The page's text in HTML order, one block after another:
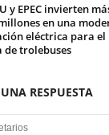
y EPEC invierten
en una
eléctrica para el
de trolebuses
RESPUESTA